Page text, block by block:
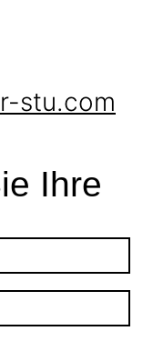
stu.com
Ihre